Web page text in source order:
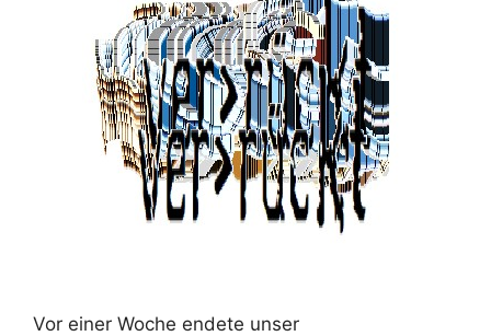
Vor einer Woche endete unser